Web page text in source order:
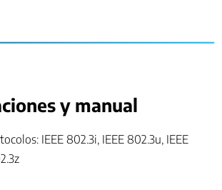
y manual
IEEE 802.3i, IEEE 802.3u, IEEE